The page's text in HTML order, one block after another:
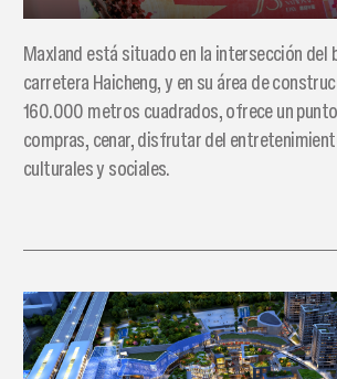
Maxland está situado en la intersección del
carretera Haicheng, y en su área de
160.000 metros cuadrados, ofrece un
compras, cenar, disfrutar del
culturales y sociales.